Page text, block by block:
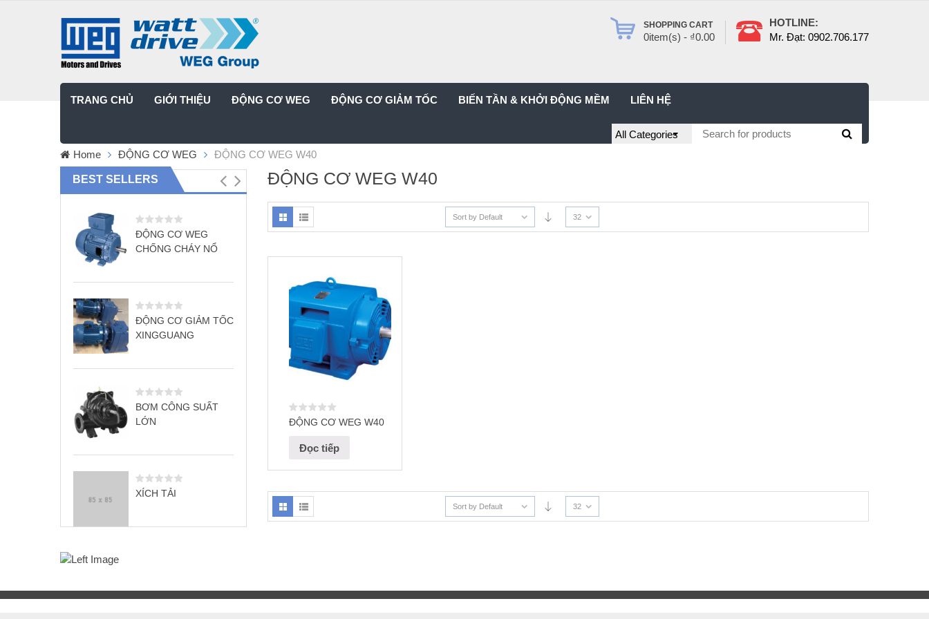
HOTLINE:
Mr. Đạt: 0902.706.177
SHOPPING CART
0item(s) - ₫0.00
TRANG CHỦ GIỚI THIỆU ĐỘNG CƠ WEG ĐỘNG CƠ GIẢM TỐC BIẾN TẦN & KHỞI ĐỘNG MỀM LIÊN HỆ
Home ĐỘNG CƠ WEG ĐỘNG CƠ WEG W40
BEST SELLERS
ĐỘNG CƠ WEG
CHỐNG CHÁY NỔ
ĐỘNG CƠ GIẢM TỐC
XINGGUANG
BƠM CÔNG SUẤT
LỚN
XÍCH TẢI
ĐỘNG CƠ WEG W40
Sort by Default 32
ĐỘNG CƠ WEG W40
Đọc tiếp
Sort by Default 32